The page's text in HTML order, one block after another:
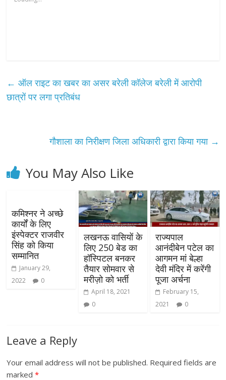
← ऑल राइट का खबर का असर बरेली कॉलेज बरेली में आरोपी
छात्रों पर लगा प्रतिबंध
गौशाला का निरीक्षण जिला अधिकारी द्वारा किया गया →
You May Also Like
कमिश्नर ने अच्छे
कार्यों के लिए
इंस्पेक्टर राजवीर
सिंह को किया
सम्मानित
January 29,
2022
0
लखनऊ वासियों के
लिए 250 बेड का
हॉस्पिटल बनकर
तैयार सोमवार से
मरीज़ो को भर्ती
April 18, 2021
0
राज्यपाल
आनंदीबेन पटेल का
आगमन मां बेल्हा
देवी मंदिर में करेंगी
पूजा अर्चना
February 15,
2021
0
Leave a Reply
Your email address will not be published. Required fields are
marked*